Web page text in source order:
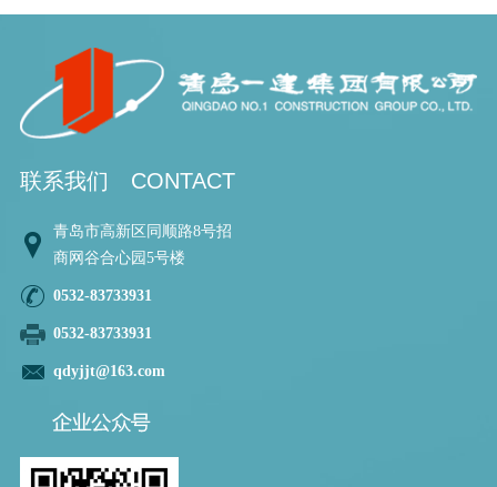
联系我们 CONTACT
青岛市高新区同顺路8号招
商网谷合心园5号楼
0532-83733931
0532-83733931
qdyjjt@163.com